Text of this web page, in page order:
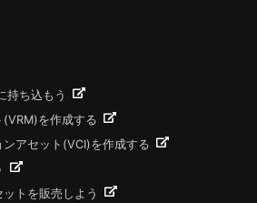
持ち込もう
を作成する
アセット(VCI)を作成する
トを販売しよう